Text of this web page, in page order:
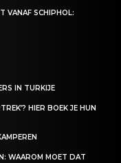
VANAF SCHIPHOL:
IN TURKIJE
HIER BOEK JE HUN
WAAROM MOET DAT